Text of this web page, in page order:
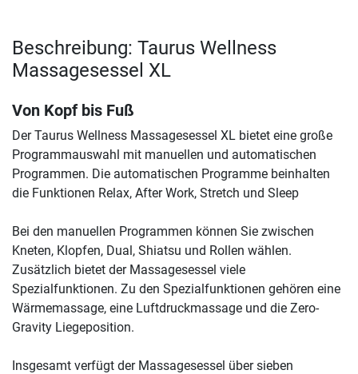
Beschreibung: Taurus Wellness
Massagesessel XL
Von Kopf bis Fuß
Der Taurus Wellness Massagesessel XL bietet eine große
Programmauswahl mit manuellen und automatischen
Programmen. Die automatischen Programme beinhalten
die Funktionen Relax, After Work, Stretch und Sleep
Bei den manuellen Programmen können Sie zwischen
Kneten, Klopfen, Dual, Shiatsu und Rollen wählen.
Zusätzlich bietet der Massagesessel viele
Spezialfunktionen. Zu den Spezialfunktionen gehören eine
Wärmemassage, eine Luftdruckmassage und die Zero-
Gravity Liegeposition.
Insgesamt verfügt der Massagesessel über sieben